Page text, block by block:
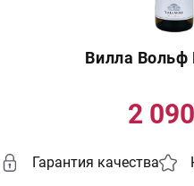
Вилла Вольф
2 090
Гарантия качества